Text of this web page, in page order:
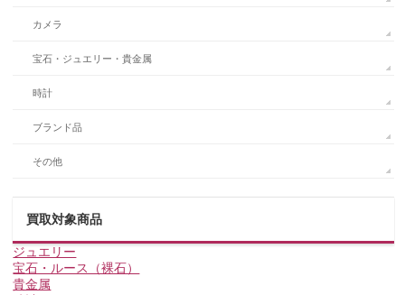
カメラ
宝石・ジュエリー・貴金属
時計
ブランド品
その他
買取対象商品
ジュエリー
宝石・ルース（裸石）
貴金属